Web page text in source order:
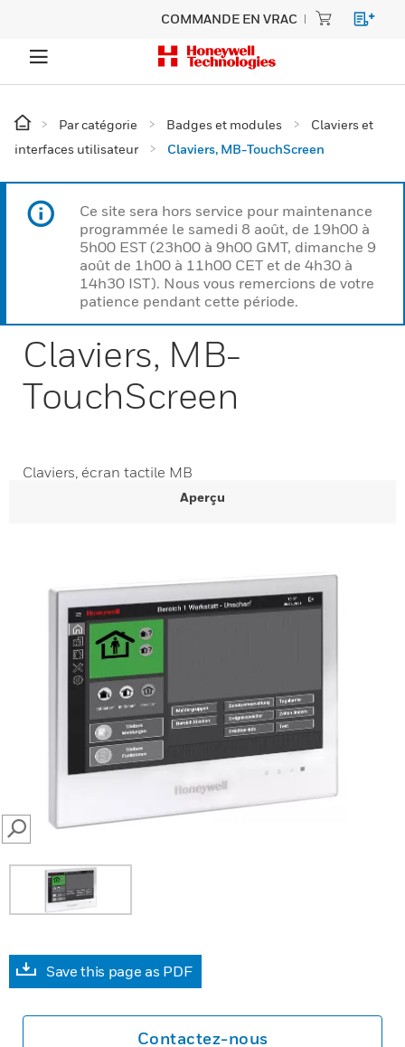
COMMANDE EN VRAC
Par catégorie Badges et modules
Claviers et
interfaces utilisateur
Claviers, MB-TouchScreen
Ce site sera hors service pour maintenance
programmée le samedi 8 août, de 19h00 à
5h00 EST (23h00 à 9h00 GMT, dimanche 9
août de 1h00 à 11h00 CET et de 4h30 à
14h30 IST). Nous vous remercions de votre
patience pendant cette période.
Claviers, MB-
TouchScreen
Claviers, écran tactile MB
Aperçu
SEARCH
Save this page as PDF
Contactez-nous